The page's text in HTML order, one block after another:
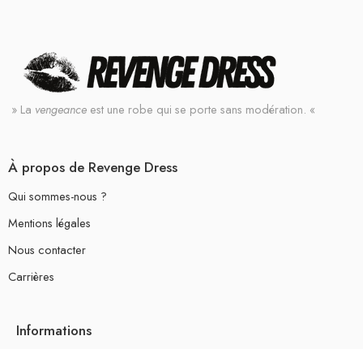
» La vengeance est une robe qui se porte sans modération. «
À propos de Revenge Dress
Qui sommes-nous ?
Mentions légales
Nous contacter
Carrières
Informations